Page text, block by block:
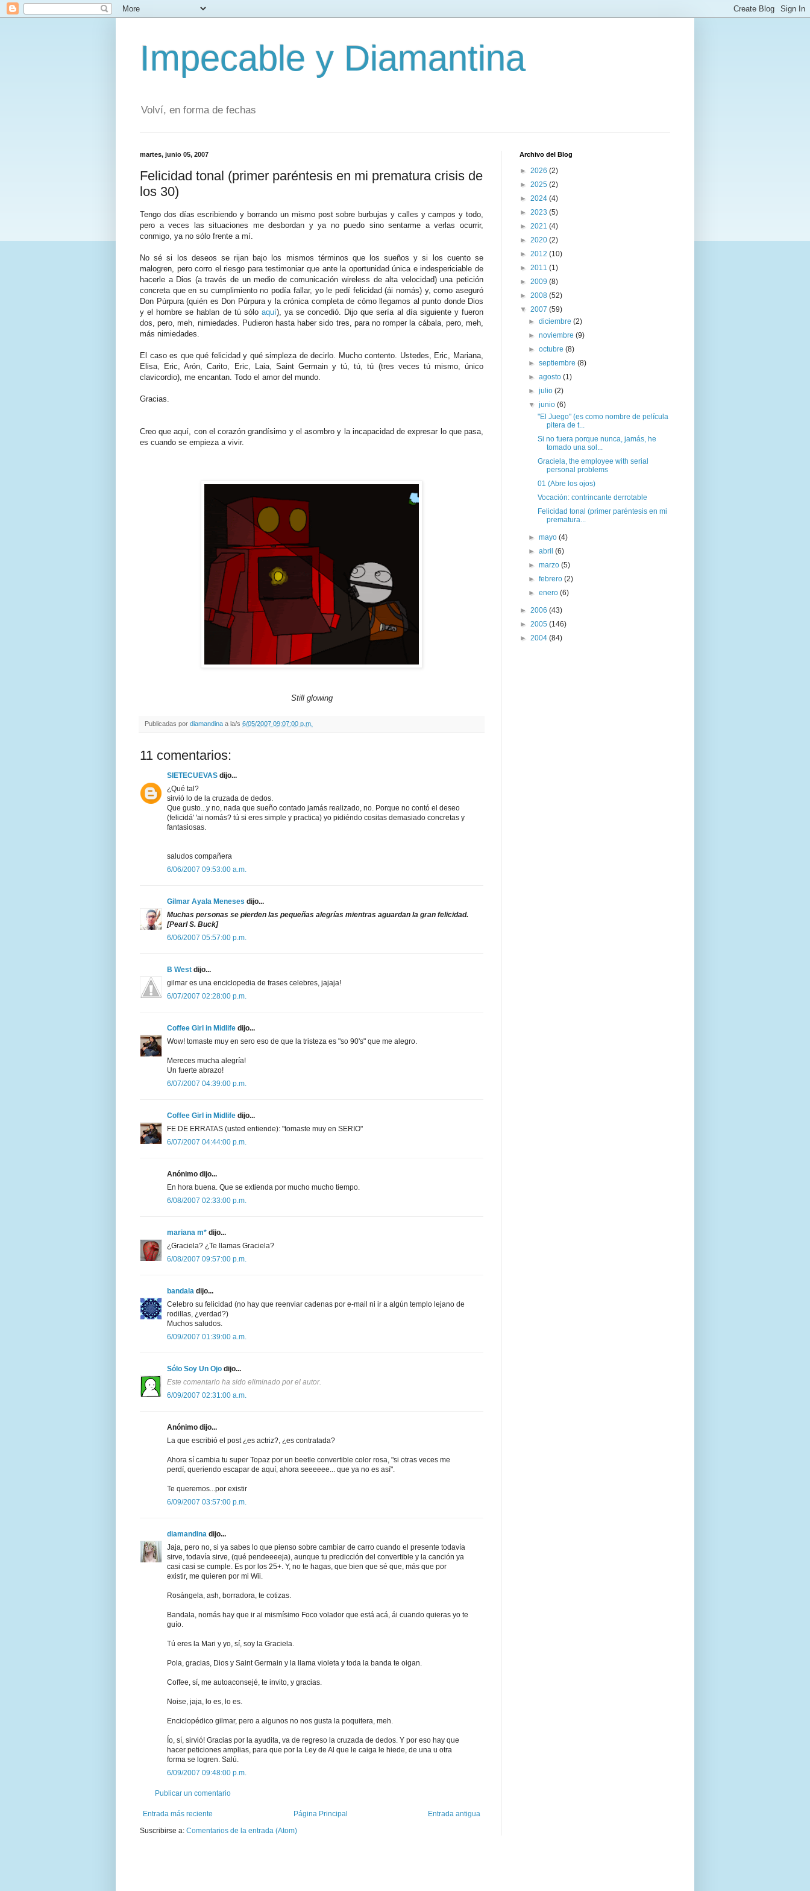
Impecable y Diamantina
Volví, en forma de fechas
martes, junio 05, 2007
Felicidad tonal (primer paréntesis en mi prematura crisis de
los 30)
Tengo dos días escribiendo y borrando un mismo post sobre burbujas y calles y campos y todo,
pero a veces las situaciones me desbordan y ya no puedo sino sentarme a verlas ocurrir,
conmigo, ya no sólo frente a mí.
No sé si los deseos se rijan bajo los mismos términos que los sueños y si los cuento se
malogren, pero corro el riesgo para testimoniar que ante la oportunidad única e indespericiable de
hacerle a Dios (a través de un medio de comunicación wireless de alta velocidad) una petición
concreta que en su cumplimiento no podía fallar, yo le pedí felicidad (ái nomás) y, como aseguró
Don Púrpura (quién es Don Púrpura y la crónica completa de cómo llegamos al punto donde Dios
y el hombre se hablan de tú sólo aquí), ya se concedió. Dijo que sería al día siguiente y fueron
dos, pero, meh, nimiedades. Pudieron hasta haber sido tres, para no romper la cábala, pero, meh,
más nimiedades.
El caso es que qué felicidad y qué simpleza de decirlo. Mucho contento. Ustedes, Eric, Mariana,
Elisa, Eric, Arón, Carito, Eric, Laia, Saint Germain y tú, tú, tú (tres veces tú mismo, único
clavicordio), me encantan. Todo el amor del mundo.
Gracias.
Creo que aquí, con el corazón grandísimo y el asombro y la incapacidad de expresar lo que pasa,
es cuando se empieza a vivir.
Still glowing
Publicadas por diamandina a la/s 6/05/2007 09:07:00 p.m.
11 comentarios:
SIETECUEVAS dijo...
¿Qué tal?
sirvió lo de la cruzada de dedos.
Que gusto...y no, nada que sueño contado jamás realizado, no. Porque no contó el deseo
(felicidá' 'ai nomás? tú si eres simple y practica) yo pidiéndo cositas demasiado concretas y
fantasiosas.
saludos compañera
6/06/2007 09:53:00 a.m.
Gilmar Ayala Meneses dijo...
Muchas personas se pierden las pequeñas alegrías mientras aguardan la gran felicidad.
[Pearl S. Buck]
6/06/2007 05:57:00 p.m.
B West dijo...
gilmar es una enciclopedia de frases celebres, jajaja!
6/07/2007 02:28:00 p.m.
Coffee Girl in Midlife dijo...
Wow! tomaste muy en sero eso de que la tristeza es "so 90's" que me alegro.
Mereces mucha alegría!
Un fuerte abrazo!
6/07/2007 04:39:00 p.m.
Coffee Girl in Midlife dijo...
FE DE ERRATAS (usted entiende): "tomaste muy en SERIO"
6/07/2007 04:44:00 p.m.
Anónimo dijo...
En hora buena. Que se extienda por mucho mucho tiempo.
6/08/2007 02:33:00 p.m.
mariana m* dijo...
¿Graciela? ¿Te llamas Graciela?
6/08/2007 09:57:00 p.m.
bandala dijo...
Celebro su felicidad (no hay que reenviar cadenas por e-mail ni ir a algún templo lejano de
rodillas, ¿verdad?)
Muchos saludos.
6/09/2007 01:39:00 a.m.
Sólo Soy Un Ojo dijo...
Este comentario ha sido eliminado por el autor.
6/09/2007 02:31:00 a.m.
Anónimo dijo...
La que escribió el post ¿es actriz?, ¿es contratada?
Ahora sí cambia tu super Topaz por un beetle convertible color rosa, "si otras veces me
perdí, queriendo escapar de aquí, ahora seeeeee... que ya no es así".
Te queremos...por existir
6/09/2007 03:57:00 p.m.
diamandina dijo...
Jaja, pero no, si ya sabes lo que pienso sobre cambiar de carro cuando el presente todavía
sirve, todavía sirve, (qué pendeeeeja), aunque tu predicción del convertible y la canción ya
casi casi se cumple. Es por los 25+. Y, no te hagas, que bien que sé que, más que por
existir, me quieren por mi Wii.
Rosángela, ash, borradora, te cotizas.
Bandala, nomás hay que ir al mismísimo Foco volador que está acá, ái cuando quieras yo te
guío.
Tú eres la Mari y yo, sí, soy la Graciela.
Pola, gracias, Dios y Saint Germain y la llama violeta y toda la banda te oigan.
Coffee, sí, me autoaconsejé, te invito, y gracias.
Noise, jaja, lo es, lo es.
Enciclopédico gilmar, pero a algunos no nos gusta la poquitera, meh.
Ío, sí, sirvió! Gracias por la ayudita, va de regreso la cruzada de dedos. Y por eso hay que
hacer peticiones amplias, para que por la Ley de Al que le caiga le hiede, de una u otra
forma se logren. Salú.
6/09/2007 09:48:00 p.m.
Publicar un comentario
Entrada más reciente Entrada antigua
Página Principal
Suscribirse a: Comentarios de la entrada (Atom)
Archivo del Blog
► 2026 (2)
► 2025 (2)
► 2024 (4)
► 2023 (5)
► 2021 (4)
► 2020 (2)
► 2012 (10)
► 2011 (1)
► 2009 (8)
► 2008 (52)
▼ 2007 (59)
►diciembre(2)
►noviembre(9)
►octubre(8)
►septiembre(8)
►agosto(1)
►julio(2)
▼junio(6)
"El Juego" (es como nombre de película
pitera de t...
Si no fuera porque nunca, jamás, he
tomado una sol...
Graciela, the employee with serial
personal problems
01 (Abre los ojos)
Vocación: contrincante derrotable
Felicidad tonal (primer paréntesis en mi
prematura...
►mayo(4)
►abril(6)
►marzo(5)
►febrero(2)
►enero(6)
► 2006 (43)
► 2005 (146)
► 2004 (84)